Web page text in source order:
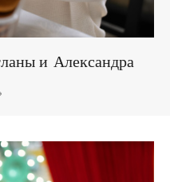
и Александра